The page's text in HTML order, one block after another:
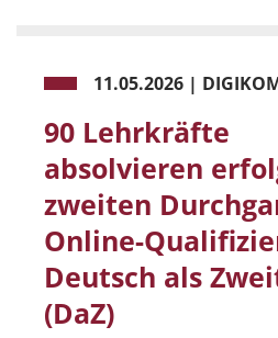
11.05.2026 |
90 Lehrkräfte
absolvieren
zweiten
Online-
Deutsch als
(DaZ)